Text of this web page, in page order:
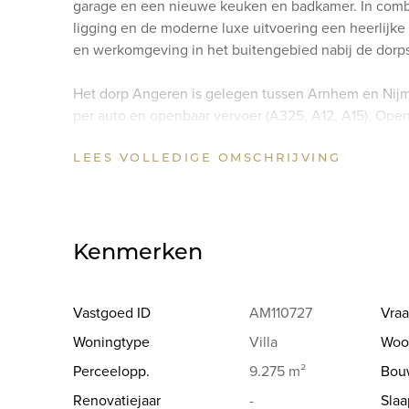
garage en een nieuwe keuken en badkamer. In
ligging en de moderne luxe uitvoering een
en werkomgeving in het buitengebied nabij de
Het dorp Angeren is gelegen tussen Arnhem en
per auto en openbaar vervoer (A325, A12, A15).
afstand.
Sfeervol en uniek gelegen traditioneel in 2003
INDELING
Entree, royale hal voorzien van moderne plavuizen
toegang naar de moderne luxe toiletruimte met
LEES VOLLEDIGE OMSCHRIJVING
Kenmerken
Vastgoed ID AM110727
Woningtype
Villa
Perceelopp.
9.275 m²
Renovatiejaar
-